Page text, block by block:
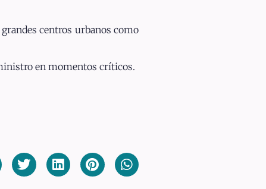
centros urbanos como
en momentos críticos.